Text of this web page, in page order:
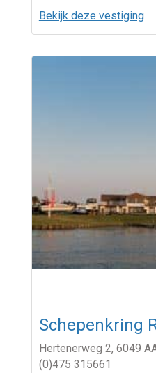
Bekijk deze vestiging
Schepenkring
Hertenerweg 2, 6049
(0)475 315661